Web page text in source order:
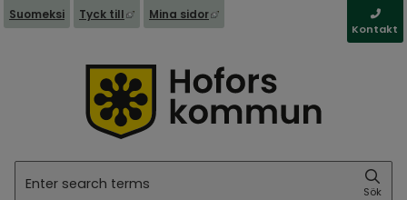
Suomeksi Tyck till External link, opens in new window.
Mina sidor External link, opens in new
Kontakt
Sök